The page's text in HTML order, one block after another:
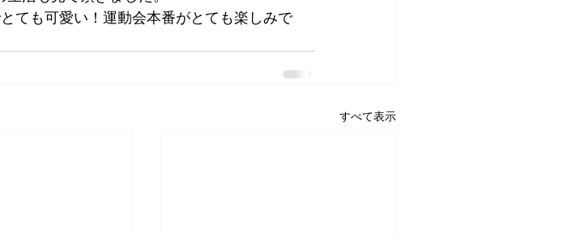
ても可愛い！運動会本番がとても楽しみで
すべて表示